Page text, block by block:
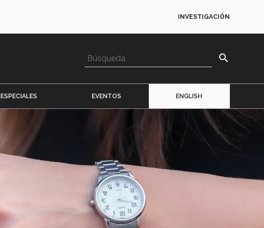
INVESTIGACIÓN
search
ESPECIALES EVENTOS ENGLISH